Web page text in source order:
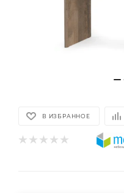
В ИЗБРАННОЕ